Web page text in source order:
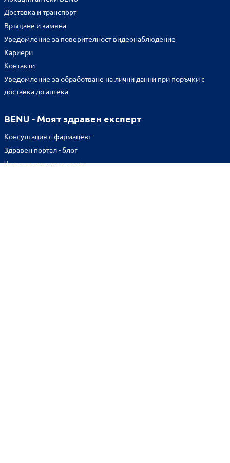
Доставка и транспорт
Връщане и замяна
Уведомление за поверителност видеонаблюдение
Кариери
Контакти
Уведомление за обработване на лични данни при поръчки с
доставка до аптека
BENU - Моят здравен експерт
Консултация с фармацевт
Здравен портал - блог
Често задавани въпроси